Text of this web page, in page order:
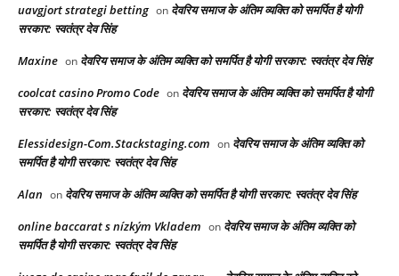
uavgjort strategi betting on देवरिय समाज के अंतिम व्यक्ति को समर्पित है योगी
सरकार: स्वतंत्र देव सिंह
Maxine on देवरिय समाज के अंतिम व्यक्ति को समर्पित है योगी सरकार: स्वतंत्र देव सिंह
coolcat casino Promo Code on देवरिय समाज के अंतिम व्यक्ति को समर्पित है योगी
सरकार: स्वतंत्र देव सिंह
Elessidesign-Com.Stackstaging.com on देवरिय समाज के अंतिम व्यक्ति को
समर्पित है योगी सरकार: स्वतंत्र देव सिंह
Alan on देवरिय समाज के अंतिम व्यक्ति को समर्पित है योगी सरकार: स्वतंत्र देव सिंह
online baccarat s nízkým Vkladem on देवरिय समाज के अंतिम व्यक्ति को
समर्पित है योगी सरकार: स्वतंत्र देव सिंह